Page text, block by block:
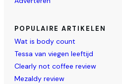
POPULAIRE ARTIKELEN
Wat is body count
Tessa van viegen leeftijd
Clearly not coffee review
Mezaldy review